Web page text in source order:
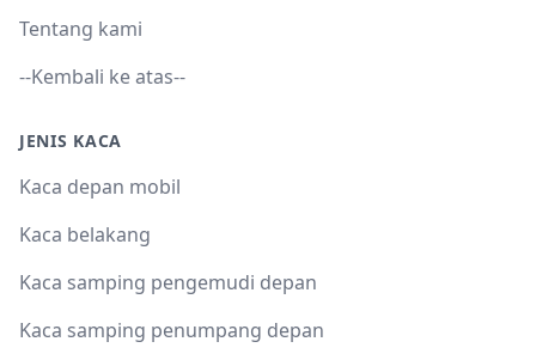
Tentang kami
--Kembali ke atas--
JENIS KACA
Kaca depan mobil
Kaca belakang
Kaca samping pengemudi depan
Kaca samping penumpang depan